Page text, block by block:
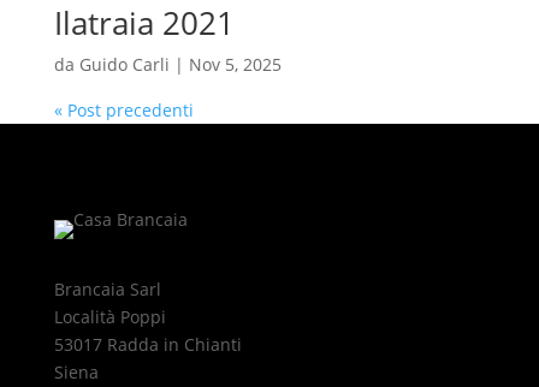
Ilatraia 2021
da Guido Carli | Nov 5, 2025
« Post precedenti
Brancaia Sarl
Località Poppi
53017 Radda in Chianti
Siena